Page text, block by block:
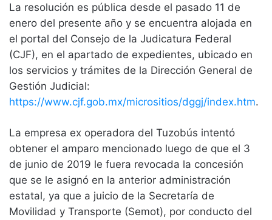
La resolución es pública desde el pasado 11 de
enero del presente año y se encuentra alojada en
el portal del Consejo de la Judicatura Federal
(CJF), en el apartado de expedientes, ubicado en
los servicios y trámites de la Dirección General de
Gestión Judicial:
https://www.cjf.gob.mx/micrositios/dggj/index.htm.
La empresa ex operadora del Tuzobús intentó
obtener el amparo mencionado luego de que el 3
de junio de 2019 le fuera revocada la concesión
que se le asignó en la anterior administración
estatal, ya que a juicio de la Secretaría de
Movilidad y Transporte (Semot), por conducto del